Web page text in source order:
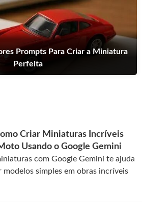
Prompts Para Criar a Miniatura
Perfeita
Criar Miniaturas Incríveis
Usando o Google Gemini
com Google Gemini te ajuda
simples em obras incríveis